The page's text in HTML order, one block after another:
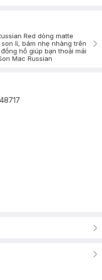
Red dòng matte
lì, bám nhẹ nhàng trên
hồ giúp bạn thoải mái
Mac Russian